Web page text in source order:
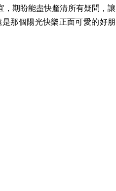
，期盼能盡快釐清所有疑問，讓
那個陽光快樂正面可愛的好朋